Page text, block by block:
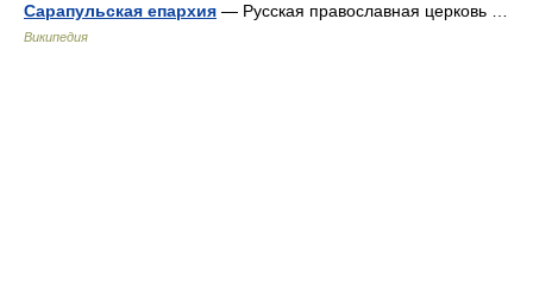
Сарапульская епархия — Русская православная церковь …
Википедия